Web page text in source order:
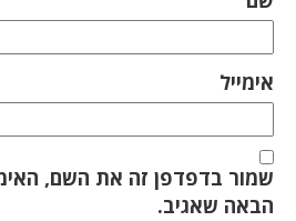
אימייל
שמור בדפדפן זה את השם,
הבאה שאגיב.